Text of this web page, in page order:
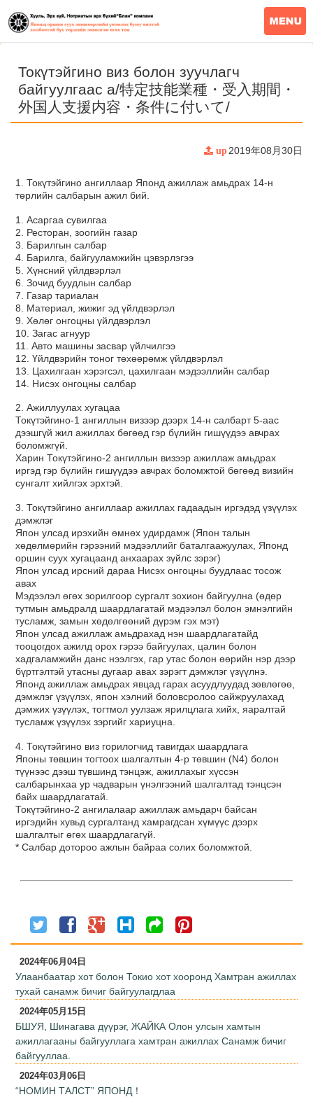
Токүтэйгино виз болон зуучлагч
байгуулгаас а/特定技能業種・受入期間・
外国人支援内容・条件に付いて/
up 2019年08月30日
1. Токүтэйгино ангиллаар Японд ажиллаж амьдрах 14-н
төрлийн салбарын ажил бий.
1. Асаргаа сувилгаа
2. Ресторан, зоогийн газар
3. Барилгын салбар
4. Барилга, байгууламжийн цэвэрлэгээ
5. Хүнсний үйлдвэрлэл
6. Зочид буудлын салбар
7. Газар тариалан
8. Материал, жижиг эд үйлдвэрлэл
9. Хөлөг онгоцны үйлдвэрлэл
10. Загас агнуур
11. Авто машины засвар үйлчилгээ
12. Үйлдвэрийн тоног төхөөрөмж үйлдвэрлэл
13. Цахилгаан хэрэгсэл, цахилгаан мэдээллийн салбар
14. Нисэх онгоцны салбар
2. Ажиллуулах хугацаа
Токүтэйгино-1 ангиллын визээр дээрх 14-н салбарт 5-аас
дээшгүй жил ажиллах бөгөөд гэр бүлийн гишүүдээ авчрах
боломжгүй.
Харин Токүтэйгино-2 ангиллын визээр ажиллаж амьдрах
иргэд гэр бүлийн гишүүдээ авчрах боломжтой бөгөөд визийн
сунгалт хийлгэх эрхтэй.
3. Токүтэйгино ангиллаар ажиллах гадаадын иргэдэд үзүүлэх
дэмжлэг
Япон улсад ирэхийн өмнөх удирдамж (Япон талын
хөдөлмөрийн гэрээний мэдээллийг баталгаажуулах, Японд
оршин суух хугацаанд анхаарах зүйлс зэрэг)
Япон улсад ирсний дараа Нисэх онгоцны буудлаас тосож
авах
Мэдээлэл өгөх зорилгоор сургалт зохион байгуулна (өдөр
тутмын амьдралд шаардлагатай мэдээлэл болон эмнэлгийн
тусламж, замын хөдөлгөөний дүрэм гэх мэт)
Япон улсад ажиллаж амьдрахад нэн шаардлагатайд
тооцогдох ажилд орох гэрээ байгуулах, цалин болон
хадгаламжийн данс нээлгэх, гар утас болон өөрийн нэр дээр
бүртгэлтэй утасны дугаар авах зэрэгт дэмжлэг үзүүлнэ.
Японд ажиллаж амьдрах явцад гарах асуудлуудад зөвлөгөө,
дэмжлэг үзүүлэх, япон хэлний боловсролоо сайжруулахад
дэмжих үзүүлэх, тогтмол уулзаж ярилцлага хийх, яаралтай
тусламж үзүүлэх зэргийг хариуцна.
4. Токүтэйгино виз горилогчид тавигдах шаардлага
Японы төвшин тогтоох шалгалтын 4-р төвшин (N4) болон
түүнээс дээш түвшинд тэнцэж, ажиллахыг хүссэн
салбарынхаа ур чадварын үнэлгээний шалгалтад тэнцсэн
байх шаардлагатай.
Токүтэйгино-2 ангилалаар ажиллаж амьдарч байсан
иргэдийн хувьд сургалтанд хамрагдсан хүмүүс дээрх
шалгалтыг өгөх шаардлагагүй.
* Салбар дотороо ажлын байраа солих боломжтой.
2024年06月04日
Улаанбаатар хот болон Токио хот хооронд Хамтран ажиллах
тухай санамж бичиг байгуулагдлаа
2024年05月15日
БШУЯ, Шинагава дүүрэг, ЖАЙКА Олон улсын хамтын
ажиллагааны байгууллага хамтран ажиллах Санамж бичиг
байгууллаа.
2024年03月06日
“НОМИН ТАЛСТ” ЯПОНД！